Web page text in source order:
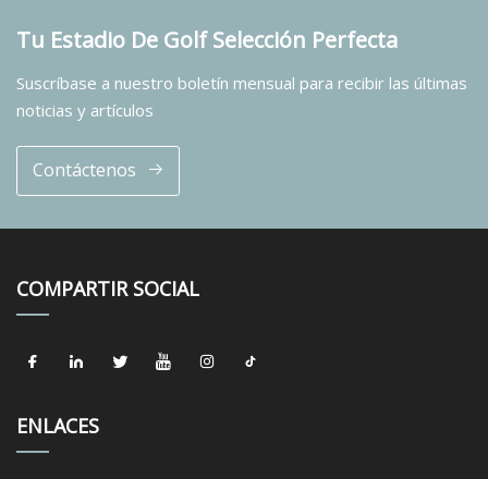
Tu Estadio De Golf Selección Perfecta
Suscríbase a nuestro boletín mensual para recibir las últimas
noticias y artículos
Contáctenos
COMPARTIR SOCIAL
ENLACES